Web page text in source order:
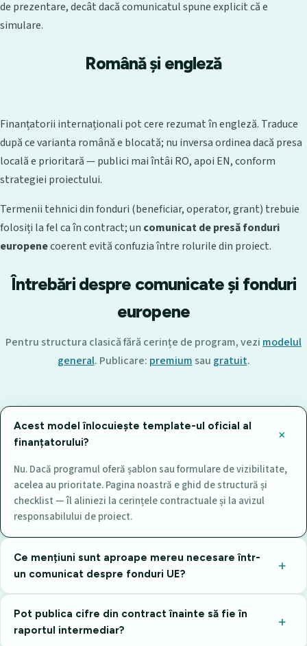
de prezentare, decât dacă comunicatul spune explicit că e
simulare.
Română și engleză
Finanțatorii internaționali pot cere rezumat în engleză. Traduce
după ce varianta română e blocată; nu inversa ordinea dacă presa
locală e prioritară — publici mai întâi RO, apoi EN, conform
strategiei proiectului.
Termenii tehnici din fonduri (beneficiar, operator, grant) trebuie
folosiți la fel ca în contract; un comunicat de presă fonduri
europenecoerent evită confuzia între rolurile din proiect.
Întrebări despre comunicate și fonduri
europene
Pentru structura clasică fără cerințe de program, vezi modelul
general. Publicare: premium sau gratuit.
Acest model înlocuiește template-ul oficial al
finanțatorului?
Nu. Dacă programul oferă șablon sau formulare de vizibilitate,
acelea au prioritate. Pagina noastră e ghid de structură și
checklist — îl aliniezi la cerințele contractuale și la avizul
responsabilului de proiect.
Ce mențiuni sunt aproape mereu necesare într-
un comunicat despre fonduri UE?
Pot publica cifre din contract înainte să fie în
raportul intermediar?